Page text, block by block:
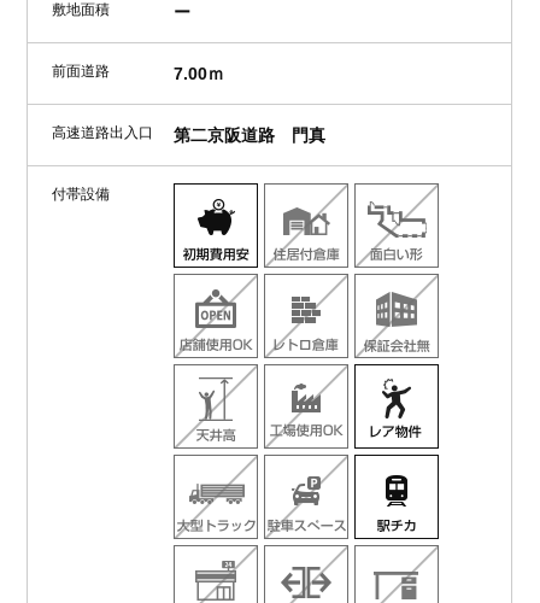
敷地面積 ー
前面道路 7.00ｍ
高速道路出入口 第二京阪道路 門真
付帯設備